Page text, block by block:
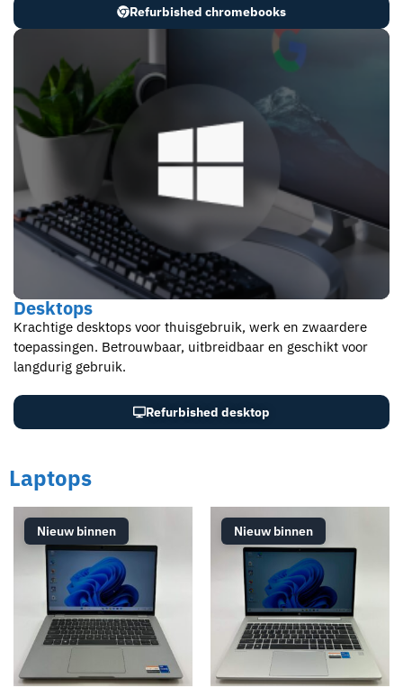
Refurbished chromebooks
Desktops
Krachtige desktops voor thuisgebruik, werk en zwaardere
toepassingen. Betrouwbaar, uitbreidbaar en geschikt voor
langdurig gebruik.
Refurbished desktop
Laptops
Nieuw binnen Nieuw binnen